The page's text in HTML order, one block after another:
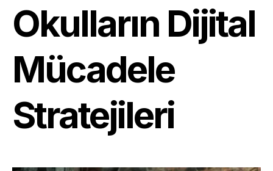
Okulların Dijital
Mücadele
Stratejileri